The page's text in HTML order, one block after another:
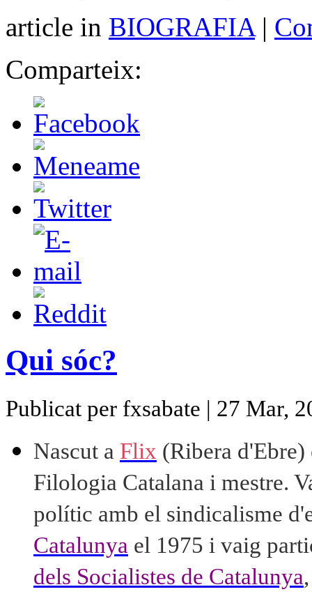
article in BIOGRAFIA|
Comparteix:
Qui sóc?
Publicat per fxsabate | 27 Mar,
Nascut a Flix (Ribera
Filologia Catalana i mestre.
polític amb el sindicalisme
Catalunya el 1975 i vaig
dels Socialistes de Catalunya